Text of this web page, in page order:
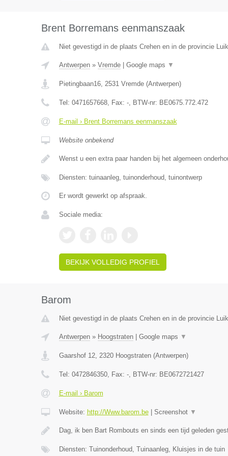
Brent Borremans eenmanszaak
Niet gevestigd in de plaats Crehen en in de provincie
Antwerpen» Vremde| Google maps ▼
Pietingbaan16, 2531 Vremde(Antwerpen)
Tel: 0471657668, Fax: -, BTW-nr: BE0675.772.472
E-mail › Brent Borremans eenmanszaak
Website onbekend
Wenst u een extra paar handen bij het algemeen
Diensten: tuinaanleg, tuinonderhoud, tuinontwerp
Er wordt gewerkt op afspraak.
Sociale media:
BEKIJK VOLLEDIG PROFIEL
Barom
Niet gevestigd in de plaats Crehen en in de provincie
Antwerpen» Hoogstraten| Google maps ▼
Gaarshof 12, 2320 Hoogstraten(Antwerpen)
Tel: 0472846350, Fax: -, BTW-nr: BE0672721427
E-mail › Barom
Website: http://Www.barom.be| Screenshot ▼
Dag, ik ben Bart Rombouts en sinds een tijd geleden
Diensten: Tuinonderhoud, Tuinaanleg, Kluisjes in de tuin